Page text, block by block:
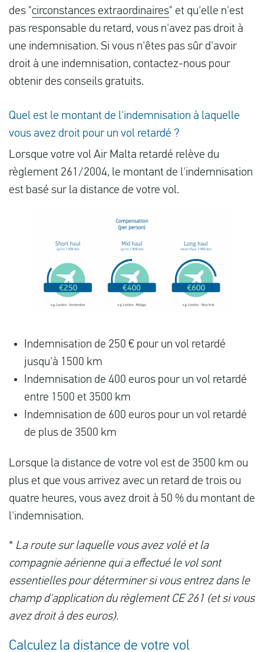
des "circonstances extraordinaires" et qu'elle n'est
pas responsable du retard, vous n'avez pas droit à
une indemnisation. Si vous n'êtes pas sûr d'avoir
droit à une indemnisation, contactez-nous pour
obtenir des conseils gratuits.
Quel est le montant de l'indemnisation à laquelle
vous avez droit pour un vol retardé ?
Lorsque votre vol Air Malta retardé relève du
règlement 261/2004, le montant de l'indemnisation
est basé sur la distance de votre vol.
Indemnisation de 250 € pour un vol retardé
jusqu'à 1500 km
Indemnisation de 400 euros pour un vol retardé
entre 1500 et 3500 km
Indemnisation de 600 euros pour un vol retardé
de plus de 3500 km
Lorsque la distance de votre vol est de 3500 km ou
plus et que vous arrivez avec un retard de trois ou
quatre heures, vous avez droit à 50 % du montant de
l'indemnisation.
* La route sur laquelle vous avez volé et la
compagnie aérienne qui a effectué le vol sont
essentielles pour déterminer si vous entrez dans le
champ d'application du règlement CE 261 (et si vous
avez droit à des euros).
Calculez la distance de votre vol